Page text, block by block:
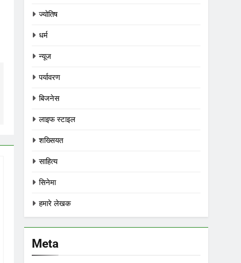
ज्योतिष
धर्म
न्यूज
पर्यावरण
बिजनेस
लाइफ स्टाइल
शख्सियत
साहित्य
सिनेमा
हमारे लेखक
Meta